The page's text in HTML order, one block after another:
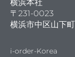
横浜本社
〒231-0023
横浜市中区山下
i-order-Korea